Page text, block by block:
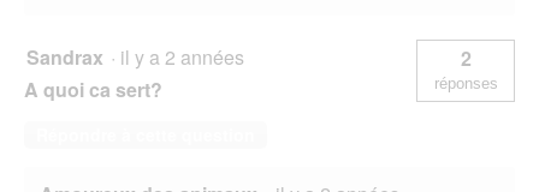
Sandrax · il y a 2 années
A quoi ca sert?
2
réponses